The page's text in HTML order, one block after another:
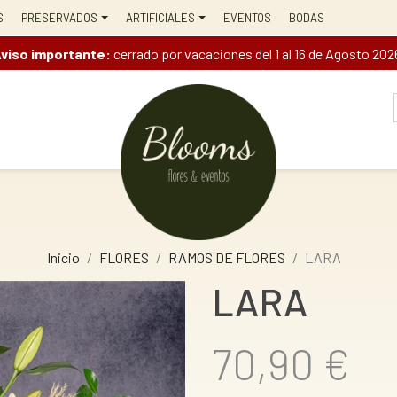
PRESERVADOS ARTIFICIALES EVENTOS BODAS
importante: cerrado por vacaciones del 1 al 16 de Agosto
Inicio FLORES RAMOS DE FLORES LARA
LARA
70,90 €